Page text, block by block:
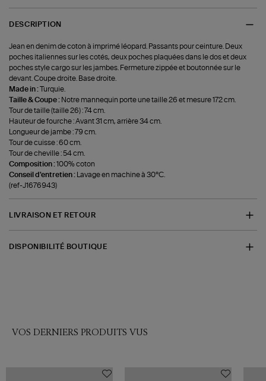
DESCRIPTION
Jean en denim de coton à imprimé léopard. Passants pour ceinture. Deux
poches italiennes sur les cotés, deux poches plaquées dans le dos et deux
poches style cargo sur les jambes. Fermeture zippée et boutonnée sur le
devant. Coupe droite. Base droite.
Made in :Turquie.
Taille & Coupe : Notre mannequin porte une taille 26 et mesure 172 cm.
Tour de taille (taille 26) : 74 cm.
Hauteur de fourche : Avant 31 cm, arrière 34 cm.
Longueur de jambe : 79 cm.
Tour de cuisse : 60 cm.
Tour de cheville : 54 cm.
Composition :100% coton
Conseil d'entretien :
Lavage en machine à 30°C.
(ref-J1676943)
LIVRAISON ET RETOUR
DISPONIBILITÉ BOUTIQUE
VOS DERNIERS PRODUITS VUS